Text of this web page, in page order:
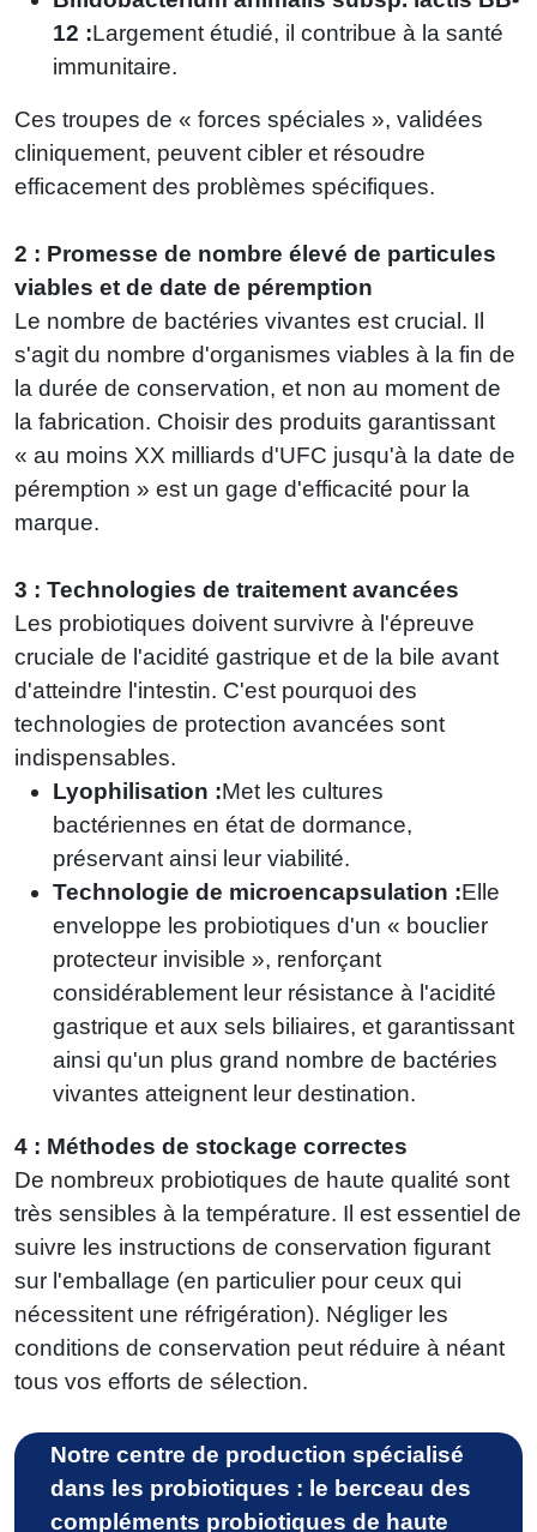
12 :Largement étudié, il contribue à la santé
immunitaire.
Ces troupes de « forces spéciales », validées
cliniquement, peuvent cibler et résoudre
efficacement des problèmes spécifiques.
2 : Promesse de nombre élevé de particules
viables et de date de péremption
Le nombre de bactéries vivantes est crucial. Il
s'agit du nombre d'organismes viables à la fin de
la durée de conservation, et non au moment de
la fabrication. Choisir des produits garantissant
« au moins XX milliards d'UFC jusqu'à la date de
péremption » est un gage d'efficacité pour la
marque.
3 : Technologies de traitement avancées
Les probiotiques doivent survivre à l'épreuve
cruciale de l'acidité gastrique et de la bile avant
d'atteindre l'intestin. C'est pourquoi des
technologies de protection avancées sont
indispensables.
Lyophilisation :Met les cultures
bactériennes en état de dormance,
préservant ainsi leur viabilité.
Technologie de microencapsulation :Elle
enveloppe les probiotiques d'un « bouclier
protecteur invisible », renforçant
considérablement leur résistance à l'acidité
gastrique et aux sels biliaires, et garantissant
ainsi qu'un plus grand nombre de bactéries
vivantes atteignent leur destination.
4 : Méthodes de stockage correctes
De nombreux probiotiques de haute qualité sont
très sensibles à la température. Il est essentiel de
suivre les instructions de conservation figurant
sur l'emballage (en particulier pour ceux qui
nécessitent une réfrigération). Négliger les
conditions de conservation peut réduire à néant
tous vos efforts de sélection.
Notre centre de production spécialisé
dans les probiotiques : le berceau des
compléments probiotiques de haute